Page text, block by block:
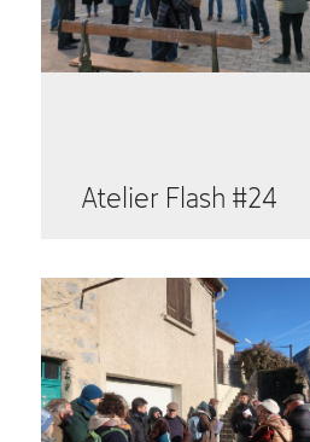
Atelier Flash #24